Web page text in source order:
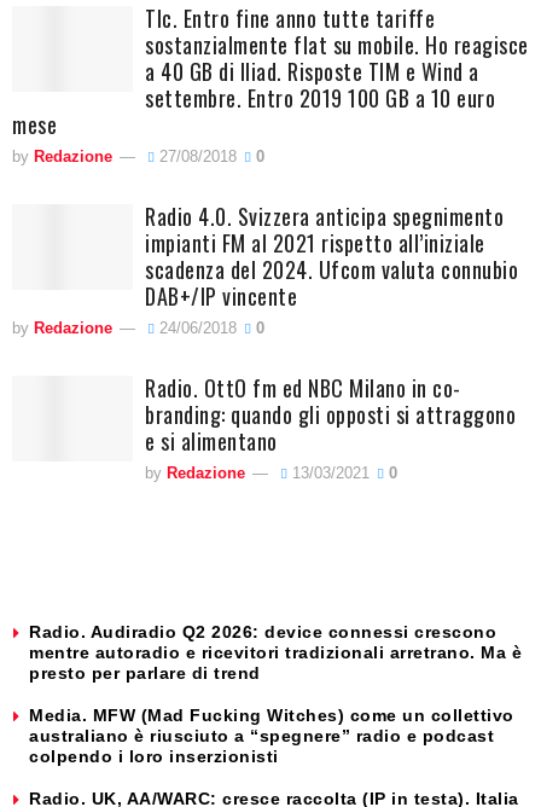
Tlc. Entro fine anno tutte tariffe
sostanzialmente flat su mobile. Ho reagisce
a 40 GB di Iliad. Risposte TIM e Wind a
settembre. Entro 2019 100 GB a 10 euro
mese
by Redazione 27/08/2018 0
Radio 4.0. Svizzera anticipa spegnimento
impianti FM al 2021 rispetto all’iniziale
scadenza del 2024. Ufcom valuta connubio
DAB+/IP vincente
by Redazione 24/06/2018 0
Radio. OttO fm ed NBC Milano in co-
branding: quando gli opposti si attraggono
e si alimentano
by Redazione 13/03/2021 0
Radio. Audiradio Q2 2026: device connessi crescono
mentre autoradio e ricevitori tradizionali arretrano. Ma è
presto per parlare di trend
Media. MFW (Mad Fucking Witches) come un collettivo
australiano è riusciuto a “spegnere” radio e podcast
colpendo i loro inserzionisti
Radio. UK, AA/WARC: cresce raccolta (IP in testa). Italia